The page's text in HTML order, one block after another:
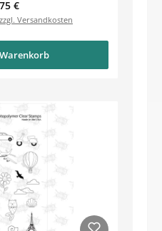
Preis:
€
Versandkosten